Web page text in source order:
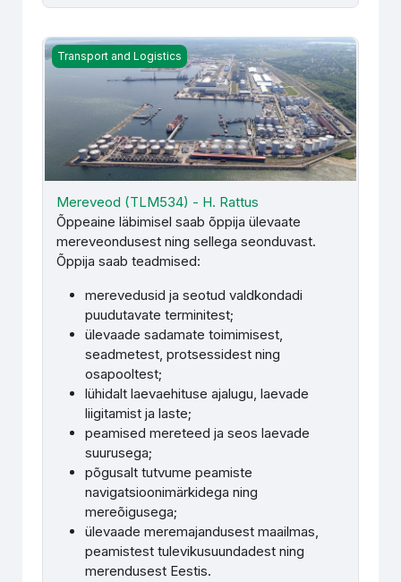
Mereveod (TLM534) - H. Rattus
Transport and Logistics
Mereveod (TLM534) - H. Rattus
Õppeaine läbimisel saab õppija ülevaate
mereveondusest ning sellega seonduvast.
Õppija saab teadmised:
merevedusid ja seotud valdkondadi
puudutavate terminitest;
ülevaade sadamate toimimisest,
seadmetest, protsessidest ning
osapooltest;
lühidalt laevaehituse ajalugu, laevade
liigitamist ja laste;
peamised mereteed ja seos laevade
suurusega;
põgusalt tutvume peamiste
navigatsioonimärkidega ning
mereõigusega;
ülevaade meremajandusest maailmas,
peamistest tulevikusuundadest ning
merendusest Eestis.